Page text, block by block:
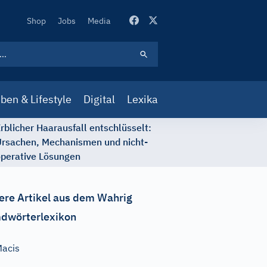
Secondary
Shop Jobs Media
& Lifestyle Digital Lexika
Haarausfall entschlüsselt:
Mechanismen und nicht-
Lösungen
Artikel aus dem Wahrig